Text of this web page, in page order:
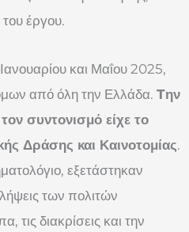
του έργου.
και Μαΐου 2025,
από όλη την Ελλάδα. Tην
συντονισμό είχε το
Δράσης και Καινοτομίας.
εξετάστηκαν
των πολιτών
τις διακρίσεις και την